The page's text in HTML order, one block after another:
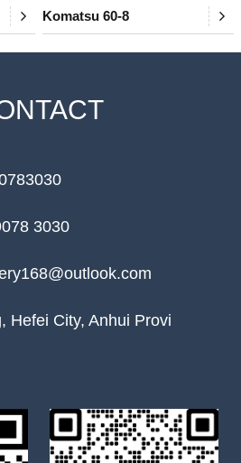
Komatsu 60-8
3030
Hefei City, Anhui Provi